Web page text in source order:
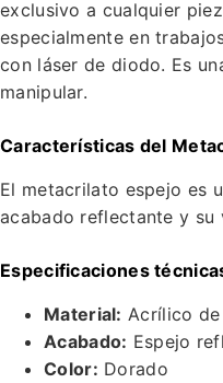
exclusivo a cualquier
especialmente en
con láser de diodo. Es
manipular.
Características del
El metacrilato espejo es
acabado reflectante y su
Especificaciones
Material: Acrílico
Acabado: Espejo
Color: Dorado